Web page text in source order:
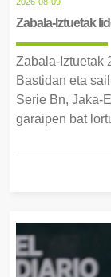
Zabala-Iztuetak
Zabala-Iztuetak
Bastidan eta
Serie Bn, Jaka-
garaipen bat